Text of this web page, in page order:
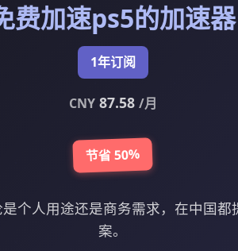
费加速ps5的加速器
1年订阅
CNY87.58 /月
节省 50%
个人用途还是商务需求，在中国
案。